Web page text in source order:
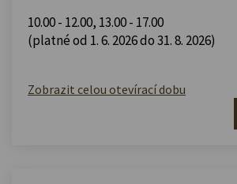
10.00 - 12.00, 13.00 - 17.00
(platné od 1. 6. 2026 do 31. 8. 2026)
Zobrazit celou otevírací dobu